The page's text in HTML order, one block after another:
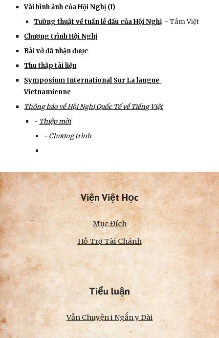
Vài hình ảnh của Hội Nghị (I)
Tường thuật về tuần lễ đầu của Hội Nghị
  - Tâm Việt
Chương trình Hội Nghị
Bài vở đã nhận được
Thu thập tài liệu
Symposium International Sur La langue
Vietnamienne
Thông báo về Hội Nghị Quốc Tế về Tiếng Việt
- Thiệp mời
- Chương trình
Viện Việt Học
Mục Đích
Hỗ Trợ Tài Chánh
Tiểu luận
Vẫn Chuyện i Ngắn y Dài